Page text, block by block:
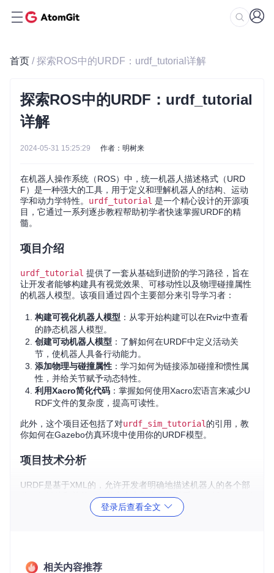
首页 / 探索ROS中的URDF：urdf_tutorial详解
探索ROS中的URDF：urdf_tutorial
详解
2024-05-31 15:25:29 作者：明树来
在机器人操作系统（ROS）中，统一机器人描述格式（URD
F）是一种强大的工具，用于定义和理解机器人的结构、运动
学和动力学特性。 urdf_tutorial 是一个精心设计的开源项
目，它通过一系列逐步教程帮助初学者快速掌握URDF的精
髓。
项目介绍
urdf_tutorial 提供了一套从基础到进阶的学习路径，旨在
让开发者能够构建具有视觉效果、可移动性以及物理碰撞属性
的机器人模型。该项目通过四个主要部分来引导学习者：
构建可视化机器人模型 ：从零开始构建可以在Rviz中查看
的静态机器人模型。
创建可动机器人模型 ：了解如何在URDF中定义活动关
节，使机器人具备行动能力。
添加物理与碰撞属性 ：学习如何为链接添加碰撞和惯性属
性，并给关节赋予动态特性。
利用Xacro简化代码 ：掌握如何使用Xacro宏语言来减少U
RDF文件的复杂度，提高可读性。
此外，这个项目还包括了对urdf_sim_tutorial 的引用，教
你如何在Gazebo仿真环境中使用你的URDF模型。
项目技术分析
URDF是基于XML的，允许开发者明确地描述机器人的各个部
分（如链接和关节），并定义它们之间的关系。
教程不仅覆盖了基础语法，还涉及到了更高级的主题，如
使用Xacro进行代码组织。Xacro是一个内置于ROS中的宏处
登录后查看全文
相关内容推荐